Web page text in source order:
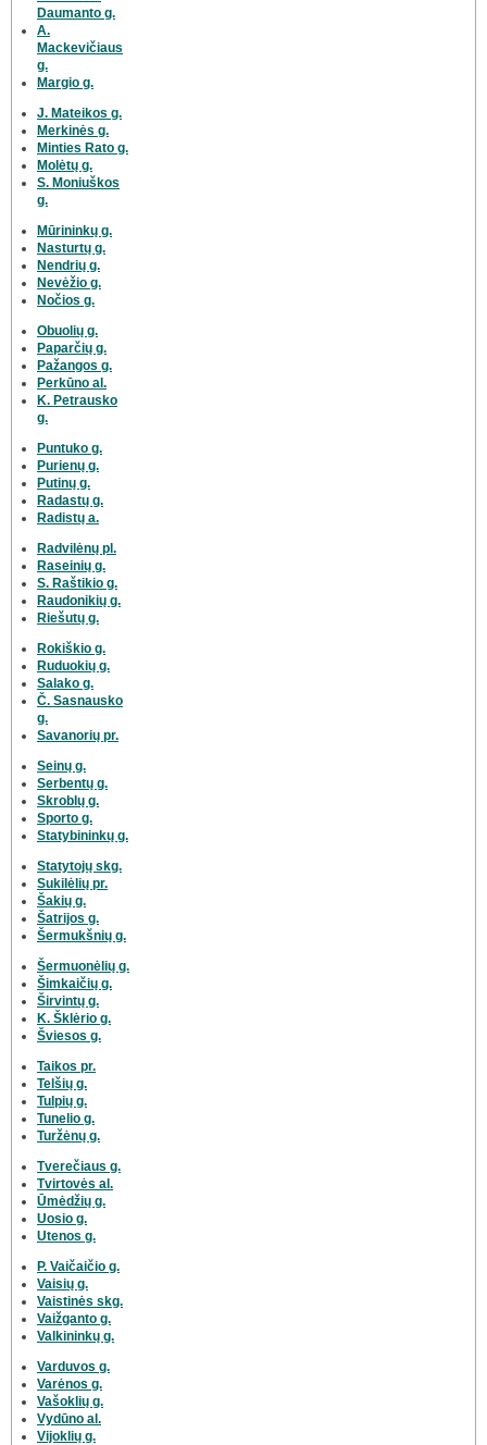
Daumanto g.
A.
Mackevičiaus
g.
Margio g.
J. Mateikos g.
Merkinės g.
Minties Rato g.
Molėtų g.
S. Moniuškos
g.
Mūrininkų g.
Nasturtų g.
Nendrių g.
Nevėžio g.
Nočios g.
Obuolių g.
Paparčių g.
Pažangos g.
Perkūno al.
K. Petrausko
g.
Puntuko g.
Purienų g.
Putinų g.
Radastų g.
Radistų a.
Radvilėnų pl.
Raseinių g.
S. Raštikio g.
Raudonikių g.
Riešutų g.
Rokiškio g.
Ruduokių g.
Salako g.
Č. Sasnausko
g.
Savanorių pr.
Seinų g.
Serbentų g.
Skroblų g.
Sporto g.
Statybininkų g.
Statytojų skg.
Sukilėlių pr.
Šakių g.
Šatrijos g.
Šermukšnių g.
Šermuonėlių g.
Šimkaičių g.
Širvintų g.
K. Šklėrio g.
Šviesos g.
Taikos pr.
Telšių g.
Tulpių g.
Tunelio g.
Turžėnų g.
Tverečiaus g.
Tvirtovės al.
Ūmėdžių g.
Uosio g.
Utenos g.
P. Vaičaičio g.
Vaisių g.
Vaistinės skg.
Vaižganto g.
Valkininkų g.
Varduvos g.
Varėnos g.
Vašoklių g.
Vydūno al.
Vijoklių g.